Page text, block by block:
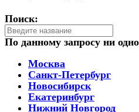
Поиск:
По данному запросу ни
Москва
Санкт-Петербург
Новосибирск
Екатеринбург
Нижний Новгород